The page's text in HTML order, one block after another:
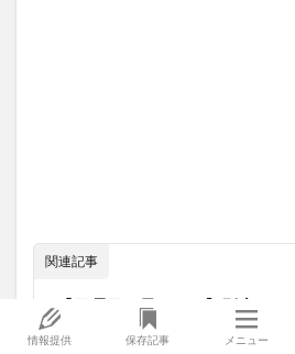
関連記事
【日曜日の昼さがり】別府にオー
プンした自家焙煎のコーヒーを楽
情報提供 保存記事 メニュー